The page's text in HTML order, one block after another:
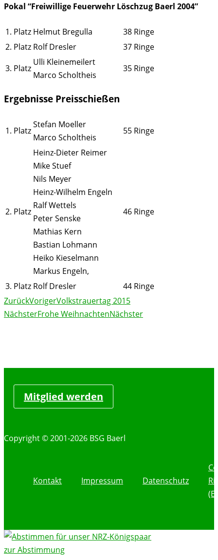
Pokal “Freiwillige Feuerwehr Löschzug Baerl 2004”
1. Platz Helmut Bregulla
38 Ringe
2. Platz Rolf Dresler
37 Ringe
3. Platz
Ulli Kleinemeilert
Marco Scholtheis
35 Ringe
Ergebnisse Preisschießen
1. Platz
Stefan Moeller
Marco Scholtheis
55 Ringe
2. Platz
Heinz-Dieter Reimer
Mike Stuef
Nils Meyer
Heinz-Wilhelm Engeln
Ralf Wettels
Peter Senske
Mathias Kern
Bastian Lohmann
Heiko Kieselmann
Markus Engeln,
46 Ringe
3. Platz Rolf Dresler
44 Ringe
ZurückVorigerVolkstrauertag 2015
NächsterFrohe WeihnachtenNächster
Mitglied werden
Copyright © 2001-2026 BSG Baerl
Kontakt Impressum Datenschutz
zur Abstimmung